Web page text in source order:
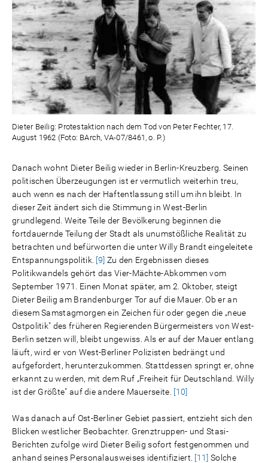
Dieter Beilig: Protestaktion nach dem Tod von Peter Fechter, 17.
August 1962 (Foto: BArch, VA-07/8461, o. P.)
Danach wohnt Dieter Beilig wieder in Berlin-Kreuzberg. Seinen
politischen Überzeugungen ist er vermutlich weiterhin treu,
auch wenn es nach der Haftentlassung still um ihn bleibt. In
dieser Zeit ändert sich die Stimmung in West-Berlin
grundlegend. Weite Teile der Bevölkerung beginnen die
fortdauernde Teilung der Stadt als unumstößliche Realität zu
betrachten und befürworten die unter Willy Brandt eingeleitete
Entspannungspolitik. [9] Zu den Ergebnissen dieses
Politikwandels gehört das Vier-Mächte-Abkommen vom
September 1971. Einen Monat später, am 2. Oktober, steigt
Dieter Beilig am Brandenburger Tor auf die Mauer. Ob er an
diesem Samstagmorgen ein Zeichen für oder gegen die „neue
Ostpolitik" des früheren Regierenden Bürgermeisters von West-
Berlin setzen will, bleibt ungewiss. Als er auf der Mauer entlang
läuft, wird er von West-Berliner Polizisten bedrängt und
aufgefordert, herunterzukommen. Stattdessen springt er, ohne
erkannt zu werden, mit dem Ruf „Freiheit für Deutschland. Willy
ist der Größte" auf die andere Mauerseite. [10]
Was danach auf Ost-Berliner Gebiet passiert, entzieht sich den
Blicken westlicher Beobachter. Grenztruppen- und Stasi-
Berichten zufolge wird Dieter Beilig sofort festgenommen und
anhand seines Personalausweises identifiziert. [11] Solche